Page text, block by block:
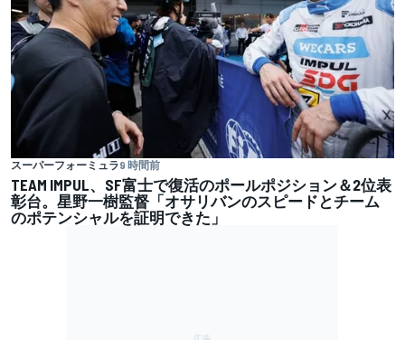
スーパーフォーミュラ9 時間前
TEAM IMPUL、SF富士で復活のポールポジション＆2位表
彰台。星野一樹監督「オサリバンのスピードとチーム
のポテンシャルを証明できた」